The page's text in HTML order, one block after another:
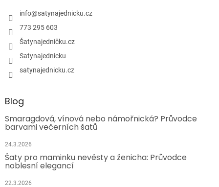
info@satynajednicku.cz
773 295 603
Šatynajedničku.cz
Satynajednicku
satynajednicku.cz
Blog
Smaragdová, vínová nebo námořnická? Průvodce
barvami večerních šatů
24.3.2026
Šaty pro maminku nevěsty a ženicha: Průvodce
noblesní elegancí
22.3.2026